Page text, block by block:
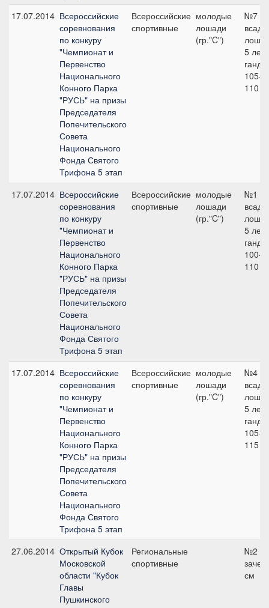
17.07.2014 Всероссийские
соревнования
по конкуру
"Чемпионат и
Первенство
Национального
Конного Парка
"РУСЬ" на призы
Председателя
Попечительского
Совета
Национального
Фонда Святого
Трифона 5 этап
Всероссийские
спортивные
молодые
лошади
(гр."C")
№7
5 лет
105-
110
17.07.2014 Всероссийские
соревнования
по конкуру
"Чемпионат и
Первенство
Национального
Конного Парка
"РУСЬ" на призы
Председателя
Попечительского
Совета
Национального
Фонда Святого
Трифона 5 этап
Всероссийские
спортивные
молодые
лошади
(гр."C")
№1
5 лет
100-
110
17.07.2014 Всероссийские
соревнования
по конкуру
"Чемпионат и
Первенство
Национального
Конного Парка
"РУСЬ" на призы
Председателя
Попечительского
Совета
Национального
Фонда Святого
Трифона 5 этап
Всероссийские
спортивные
молодые
лошади
(гр."C")
№4
5 лет
105-
115
27.06.2014 Открытый Кубок
Московской
области "Кубок
Главы
Пушкинского
Региональные
спортивные
№2
см